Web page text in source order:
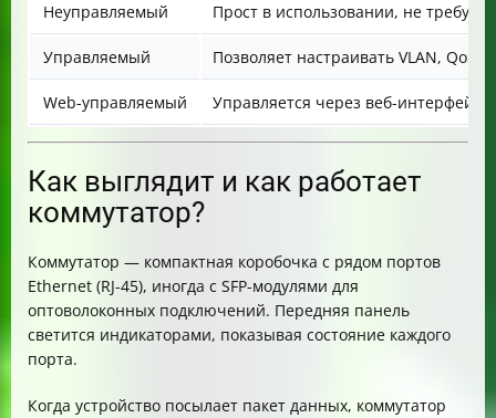
Неуправляемый Прост в использовании, не требует
Управляемый Позволяет настраивать VLAN, QoS
Web-управляемый Управляется через веб-
Как выглядит и как работает
коммутатор?
Коммутатор — компактная коробочка с рядом портов
Ethernet (RJ-45), иногда с SFP-модулями для
оптоволоконных подключений. Передняя панель
светится индикаторами, показывая состояние каждого
порта.
Когда устройство посылает пакет данных, коммутатор